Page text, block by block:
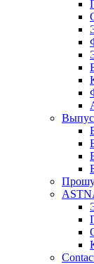
Прошу